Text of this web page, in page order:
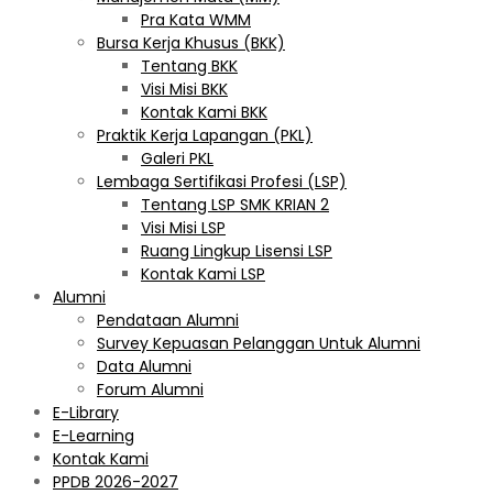
Pra Kata WMM
Bursa Kerja Khusus (BKK)
Tentang BKK
Visi Misi BKK
Kontak Kami BKK
Praktik Kerja Lapangan (PKL)
Galeri PKL
Lembaga Sertifikasi Profesi (LSP)
Tentang LSP SMK KRIAN 2
Visi Misi LSP
Ruang Lingkup Lisensi LSP
Kontak Kami LSP
Alumni
Pendataan Alumni
Survey Kepuasan Pelanggan Untuk Alumni
Data Alumni
Forum Alumni
E-Library
E-Learning
Kontak Kami
PPDB 2026-2027